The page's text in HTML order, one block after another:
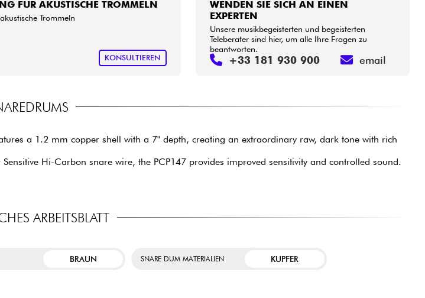
FÜR AKUSTISCHE TROMMELN
Trommeln
KONSULTIEREN
WENDEN SIE SICH AN EINEN
EXPERTEN
Unsere musikbegeisterten und begeisterten
Teleberater sind hier, um alle Ihre Fragen zu
beantworten.
+33 181 930 900 email
a 1.2 mm copper shell with a 7" depth, creating an extraordinary raw, dark tone with rich
Hi-Carbon snare wire, the PCP147 provides improved sensitivity and controlled sound.
ARBEITSBLATT
BRAUN SNARE DUM MATERIALIEN KUPFER